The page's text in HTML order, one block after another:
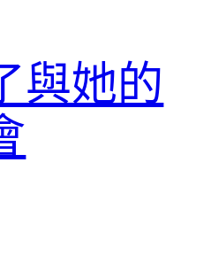
與她的